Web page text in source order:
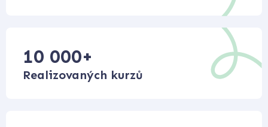
10 000+
Realizovaných kurzů